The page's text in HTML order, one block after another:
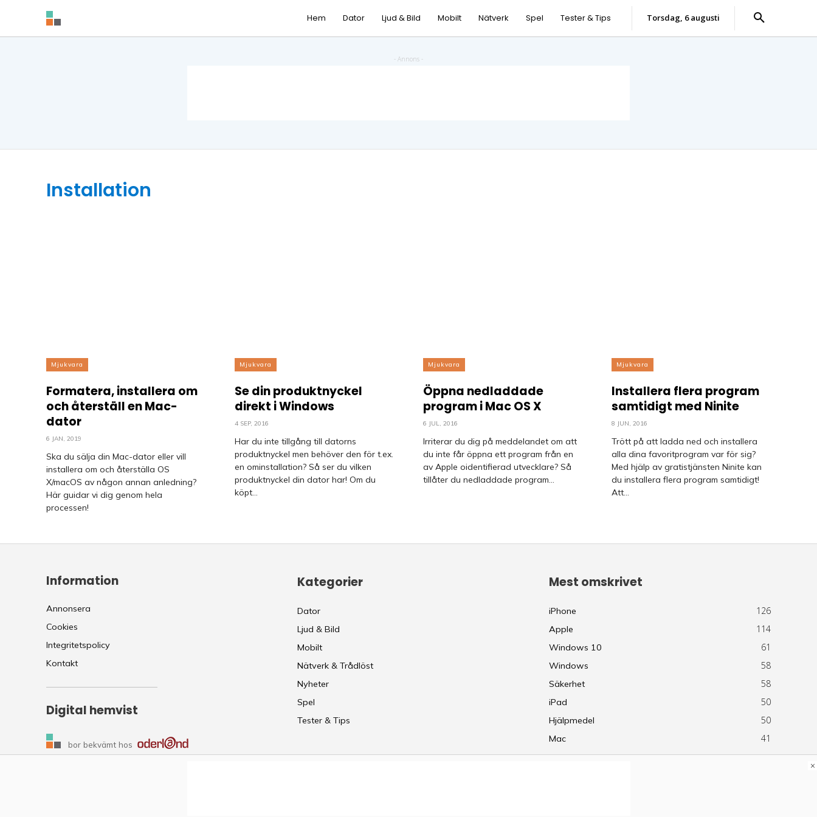
Hem Dator Ljud & Bild Mobilt Nätverk Spel Tester & Tips torsdag, 6 augusti
Installation
Mjukvara
Formatera, installera om
och återställ en Mac-
dator
6 JAN, 2019
Ska du sälja din Mac-dator eller vill
installera om och återställa OS
X/macOS av någon annan anledning?
Här guidar vi dig genom hela
processen!
Mjukvara
Se din produktnyckel
direkt i Windows
4 SEP, 2016
Har du inte tillgång till datorns
produktnyckel men behöver den för t.ex.
en ominstallation? Så ser du vilken
produktnyckel din dator har! Om du
köpt...
Mjukvara
Öppna nedladdade
program i Mac OS X
6 JUL, 2016
Irriterar du dig på meddelandet om att
du inte får öppna ett program från en
av Apple oidentifierad utvecklare? Så
tillåter du nedladdade program...
Mjukvara
Installera flera program
samtidigt med Ninite
8 JUN, 2016
Trött på att ladda ned och installera
alla dina favoritprogram var för sig?
Med hjälp av gratistjänsten Ninite kan
du installera flera program samtidigt!
Att...
Information
Annonsera
Cookies
Integritetspolicy
Kontakt
Digital hemvist
bor bekvämt hos
Kategorier
Dator
Ljud & Bild
Mobilt
Nätverk & Trådlöst
Nyheter
Spel
Tester & Tips
Mest omskrivet
iPhone 126
Apple 114
Windows 10 61
Windows 58
Säkerhet 58
iPad 50
Hjälpmedel 50
Mac 41
×